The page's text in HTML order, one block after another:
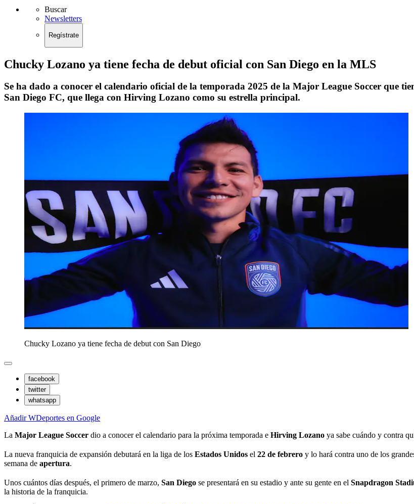
Buscar
Newsletters
Regístrate
Chucky Lozano ya tiene fecha de debut oficial con San Diego en la MLS
Se ha dado a conocer el calendario oficial de la temporada 2025 de la Major League Soccer que
San Diego FC, que llega con Hirving Lozano como su estrella principal.
Chucky Lozano ya tiene fecha de debut con San Diego
facebook
twitter
whatsapp
Añadir WDeportes en Google
La Major League Soccer dio a conocer el calendario para la próxima temporada e Hirving Lozano ya sabe cuándo y contra
La nueva franquicia de expansión debutará en la liga de los Estados Unidos el 22 de febrero y lo hará contra uno de los
semana de apertura.
Unos cuántos días después, el primero de marzo, San Diego se presentará en su estadio y ante su gente en el Snapdragon
la historia de la franquicia.